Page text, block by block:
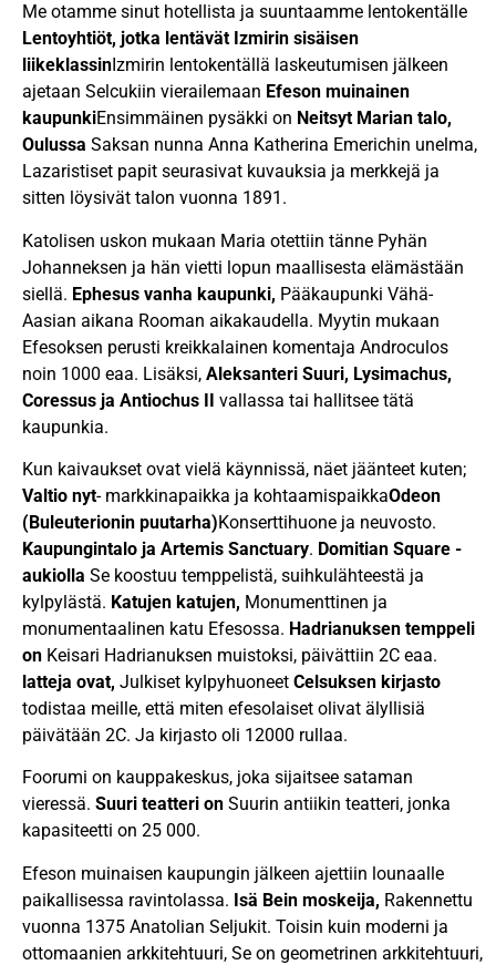
Me otamme sinut hotellista ja suuntaamme lentokentälle
Lentoyhtiöt, jotka lentävät Izmirin sisäisen
liikeklassin Izmirin lentokentällä laskeutumisen jälkeen
ajetaan Selcukiin vierailemaan Efeson muinainen
kaupunkiEnsimmäinen pysäkki on Neitsyt Marian talo,
Oulussa Saksan nunna Anna Katherina Emerichin unelma,
Lazaristiset papit seurasivat kuvauksia ja merkkejä ja
sitten löysivät talon vuonna 1891.
Katolisen uskon mukaan Maria otettiin tänne Pyhän
Johanneksen ja hän vietti lopun maallisesta elämästään
siellä. Ephesus vanha kaupunki, Pääkaupunki Vähä-
Aasian aikana Rooman aikakaudella. Myytin mukaan
Efesoksen perusti kreikkalainen komentaja Androculos
noin 1000 eaa. Lisäksi, Aleksanteri Suuri, Lysimachus,
Coressus ja Antiochus II vallassa tai hallitsee tätä
kaupunkia.
Kun kaivaukset ovat vielä käynnissä, näet jäänteet kuten;
Valtio nyt- markkinapaikka ja kohtaamispaikkaOdeon
(Buleuterionin puutarha)Konserttihuone ja neuvosto.
Kaupungintalo ja Artemis Sanctuary. Domitian Square -
aukiolla Se koostuu temppelistä, suihkulähteestä ja
kylpylästä. Katujen katujen, Monumenttinen ja
monumentaalinen katu Efesossa. Hadrianuksen temppeli
on Keisari Hadrianuksen muistoksi, päivättiin 2C eaa.
latteja ovat, Julkiset kylpyhuoneet Celsuksen kirjasto
todistaa meille, että miten efesolaiset olivat älyllisiä
päivätään 2C. Ja kirjasto oli 12000 rullaa.
Foorumi on kauppakeskus, joka sijaitsee sataman
vieressä. Suuri teatteri on Suurin antiikin teatteri, jonka
kapasiteetti on 25 000.
Efeson muinaisen kaupungin jälkeen ajettiin lounaalle
paikallisessa ravintolassa. Isä Bein moskeija, Rakennettu
vuonna 1375 Anatolian Seljukit. Toisin kuin moderni ja
ottomaanien arkkitehtuuri, Se on geometrinen arkkitehtuuri,